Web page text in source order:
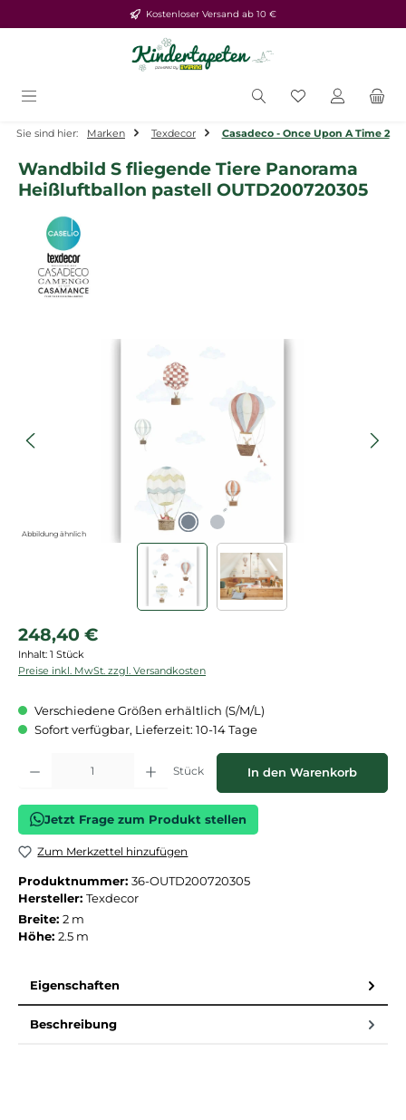
Zum Hauptinhalt springenKostenloser Versand ab 10 €
Du hast 0
Sie sind hier: Marken Texdecor Casadeco - Once Upon A Time 2
Wandbild S fliegende Tiere Panorama
Heißluftballon pastell OUTD200720305
Abbildung ähnlich
Regulärer Preis:
248,40 €
Inhalt: 1 Stück
Preise inkl. MwSt. zzgl. Versandkosten
Verschiedene Größen erhältlich (S/M/L)
Sofort verfügbar, Lieferzeit: 10-14 Tage
Produkt Anzahl: Gib den gewünschten Wert ein oder benutze die
Stück In den Warenkorb
Jetzt Frage zum Produkt stellen
Zum Merkzettel hinzufügen
Produktnummer: 36-OUTD200720305
Hersteller: Texdecor
Breite: 2 m
Höhe: 2.5 m
Eigenschaften
Beschreibung